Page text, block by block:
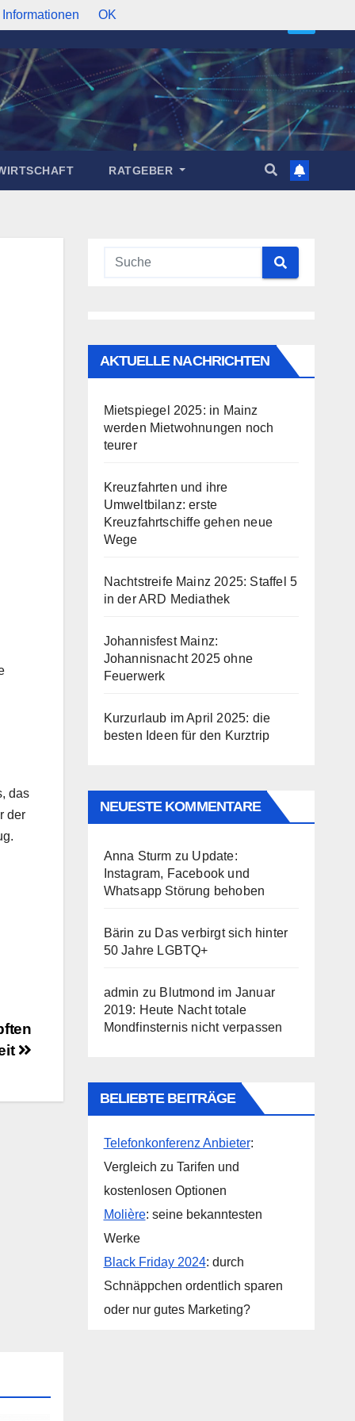
RATGEBER
das
der
AKTUELLE NACHRICHTEN
Mietspiegel 2025: in Mainz
werden Mietwohnungen noch
teurer
Kreuzfahrten und ihre
Umweltbilanz: erste
Kreuzfahrtschiffe gehen neue
Wege
Nachtstreife Mainz 2025: Staffel 5
in der ARD Mediathek
Johannisfest Mainz:
Johannisnacht 2025 ohne
Feuerwerk
Kurzurlaub im April 2025: die
besten Ideen für den Kurztrip
NEUESTE KOMMENTARE
Anna Sturm zu Update:
Instagram, Facebook und
Whatsapp Störung behoben
Bärin zu Das verbirgt sich hinter
50 Jahre LGBTQ+
admin zu Blutmond im Januar
2019: Heute Nacht totale
Mondfinsternis nicht verpassen
BELIEBTE BEITRÄGE
Telefonkonferenz Anbieter:
Vergleich zu Tarifen und
kostenlosen Optionen
Molière: seine bekanntesten
Werke
Black Friday 2024: durch
Schnäppchen ordentlich sparen
oder nur gutes Marketing?
OK